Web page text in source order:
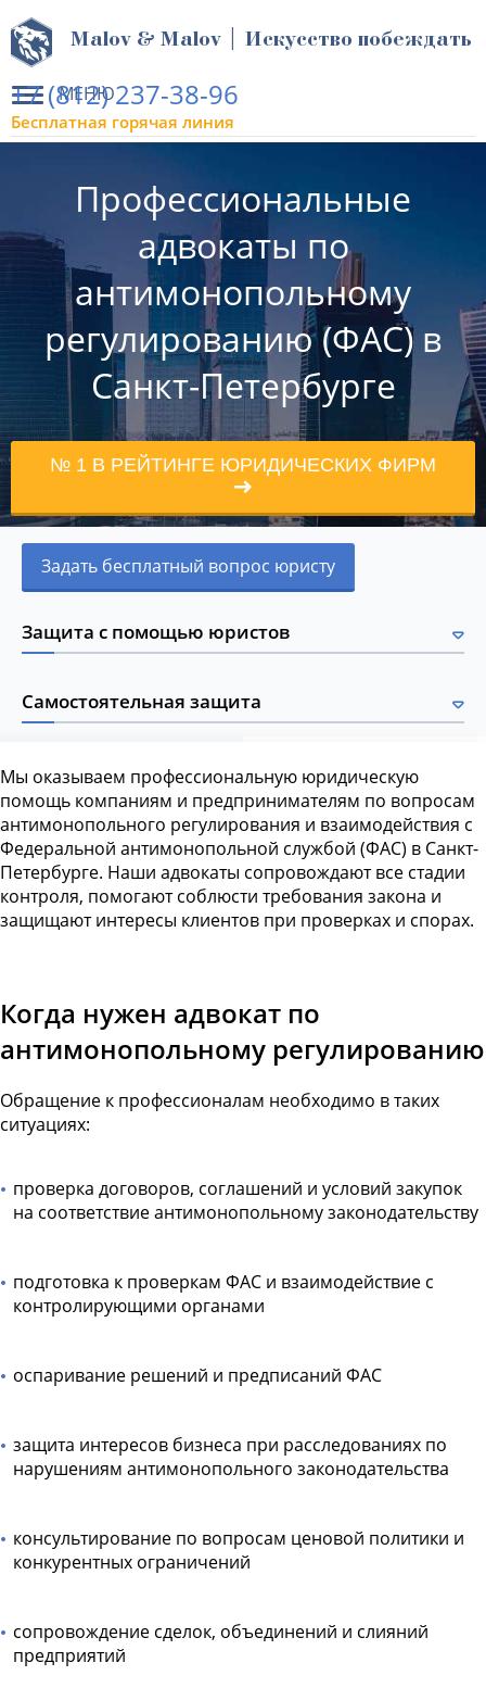
МЕНЮ
Malov & Malov | Искусство побеждать
+7 (812) 237-38-96
Бесплатная горячая линия
Профессиональные
адвокаты по
антимонопольному
регулированию (ФАС) в
Санкт-Петербурге
№ 1 В РЕЙТИНГЕ ЮРИДИЧЕСКИХ ФИРМ
Задать бесплатный вопрос юристу
Защита с помощью юристов
Самостоятельная защита
Мы оказываем профессиональную юридическую
помощь компаниям и предпринимателям по вопросам
антимонопольного регулирования и взаимодействия с
Федеральной антимонопольной службой (ФАС) в Санкт-
Петербурге. Наши адвокаты сопровождают все стадии
контроля, помогают соблюсти требования закона и
защищают интересы клиентов при проверках и спорах.
Когда нужен адвокат по
антимонопольному регулированию
Обращение к профессионалам необходимо в таких
ситуациях:
проверка договоров, соглашений и условий закупок
на соответствие антимонопольному законодательству
подготовка к проверкам ФАС и взаимодействие с
контролирующими органами
оспаривание решений и предписаний ФАС
защита интересов бизнеса при расследованиях по
нарушениям антимонопольного законодательства
консультирование по вопросам ценовой политики и
конкурентных ограничений
сопровождение сделок, объединений и слияний
предприятий